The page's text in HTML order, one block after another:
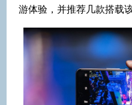
游体验，并推荐几款搭载该